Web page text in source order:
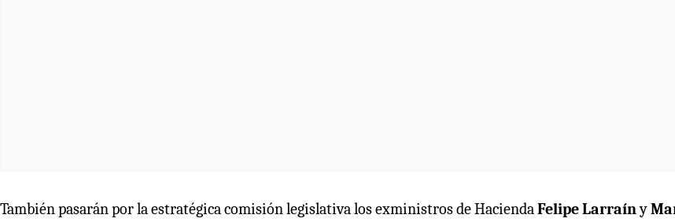
También pasarán por la estratégica comisión legislativa los exministros de HaciendaFelipe Larraíny